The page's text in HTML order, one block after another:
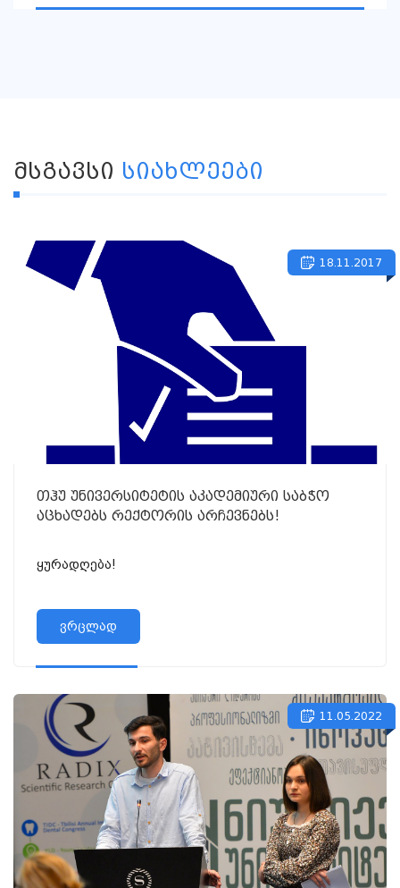
ᲛᲡᲒᲐᲕᲡᲘ ᲡᲘᲐᲮᲚᲔᲔᲑᲘ
18.11.2017
თჰუ უნივერსიტეტის აკადემიური საბჭო
აცხადებს რექტორის არჩევნებს!
ვრცლად
11.05.2022